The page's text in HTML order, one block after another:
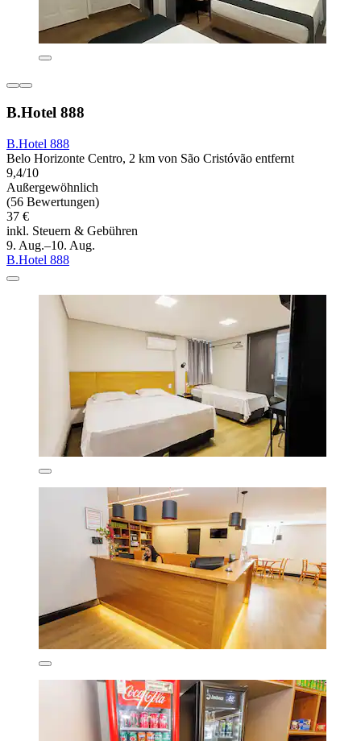
B.Hotel 888
B.Hotel 888
Belo Horizonte Centro, 2 km von São Cristóvão entfernt
9,4/10
Außergewöhnlich
(56 Bewertungen)
37 €
inkl. Steuern & Gebühren
9. Aug.–10. Aug.
B.Hotel 888